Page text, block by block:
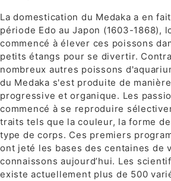
La domestication du Medaka a en
période Edo au Japon (1603-1868),
commencé à élever ces poissons
petits étangs pour se divertir.
nombreux autres poissons
du Medaka s'est produite de
progressive et organique. Les
commencé à se reproduire
traits tels que la couleur, la forme
type de corps. Ces premiers
ont jeté les bases des centaines de
connaissons aujourd’hui. Les
existe actuellement plus de 500